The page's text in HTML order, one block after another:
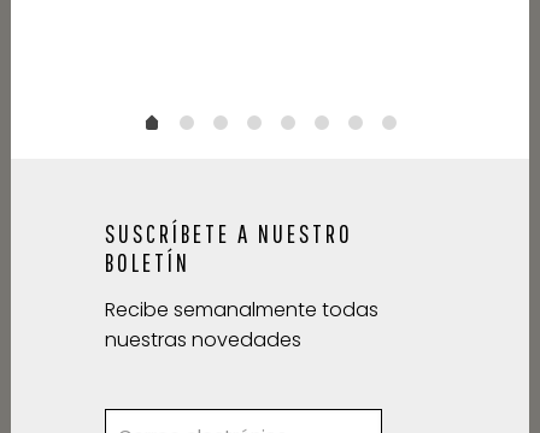
SUSCRÍBETE A NUESTRO
BOLETÍN
Recibe semanalmente todas
nuestras novedades